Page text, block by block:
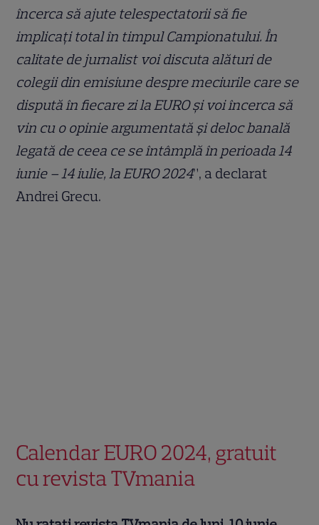
încerca să ajute telespectatorii să fie
implicați total în timpul Campionatului. În
calitate de jurnalist voi discuta alături de
colegii din emisiune despre meciurile care se
dispută în fiecare zi la EURO și voi încerca să
vin cu o opinie argumentată și deloc banală
legată de ceea ce se întâmplă în perioada 14
iunie – 14 iulie, la EURO 2024”, a declarat
Andrei Grecu.
Calendar EURO 2024, gratuit
cu revista TVmania